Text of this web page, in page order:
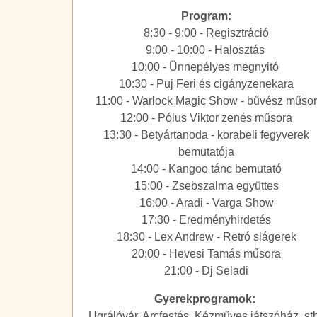
Program:
8:30 - 9:00 - Regisztráció
9:00 - 10:00 - Halosztás
10:00 - Ünnepélyes megnyitó
10:30 - Puj Feri és cigányzenekara
11:00 - Warlock Magic Show - bűvész műsor
12:00 - Pólus Viktor zenés műsora
13:30 - Betyártanoda - korabeli fegyverek
bemutatója
14:00 - Kangoo tánc bemutató
15:00 - Zsebszalma együttes
16:00 - Aradi - Varga Show
17:30 - Eredményhirdetés
18:30 - Lex Andrew - Retró slágerek
20:00 - Hevesi Tamás műsora
21:00 - Dj Seladi
Gyerekprogramok: